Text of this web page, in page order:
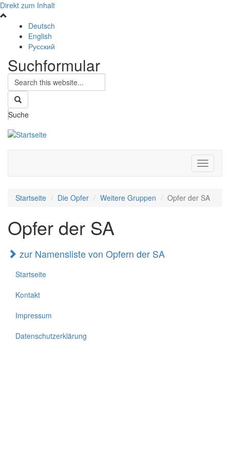
Direkt zum Inhalt
Deutsch
English
Русский
Suchformular
Suche
Startseite Die Opfer Weitere Gruppen Opfer der SA
Opfer der SA
zur Namensliste von Opfern der SA
Startseite
Kontakt
Impressum
Datenschutzerklärung